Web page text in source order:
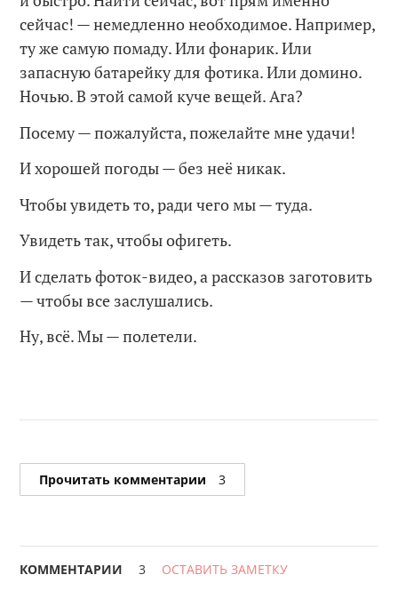
сейчас! — немедленно необходимое. Например,
ту же самую помаду. Или фонарик. Или
запасную батарейку для фотика. Или домино.
Ночью. В этой самой куче вещей. Ага?
Посему — пожалуйста, пожелайте мне удачи!
И хорошей погоды — без неё никак.
Чтобы увидеть то, ради чего мы — туда.
Увидеть так, чтобы офигеть.
И сделать фоток-видео, а рассказов заготовить
— чтобы все заслушались.
Ну, всё. Мы — полетели.
Прочитать комментарии 3
КОММЕНТАРИИ 3 ОСТАВИТЬ ЗАМЕТКУ